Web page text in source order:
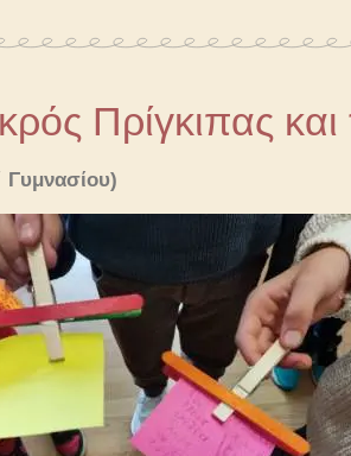
Πρίγκιπας
Γυμνασίου)